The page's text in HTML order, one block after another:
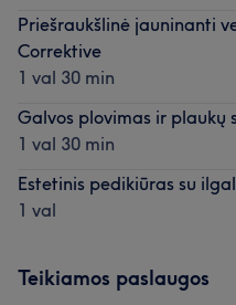
Priešraukšlinė jauninanti
Correktive
1 val 30 min
Galvos plovimas ir plaukų
1 val 30 min
Estetinis pedikiūras su
1 val
Teikiamos paslaugos